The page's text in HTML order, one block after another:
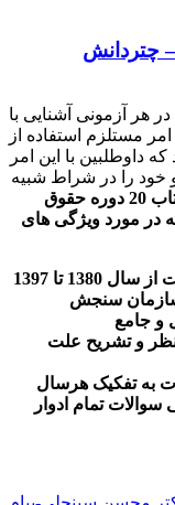
هر آزمونی آشنایی با
مستلزم استفاده از
داوطلبین با این امر
خود را در شراط شبیه
جهت سهولت مراجعه به کتاب 20 دوره حقوق
در مورد ویژگی های
گرداوری 20 دوره سوالات حقوق تجارت از سال 1380 تا 1397
سازمان سنجش
و جامع
و تشریح علت
به تفکیک هرسال
تمام ادوار